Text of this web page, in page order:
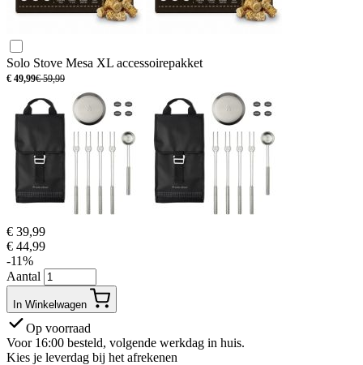
Solo Stove Mesa XL accessoirepakket
€ 49,99€59,99
€ 39,99
€ 44,99
-11%
Aantal
In Winkelwagen
Op voorraad
Voor 16:00 besteld, volgende werkdag in huis.
Kies je leverdag bij het afrekenen